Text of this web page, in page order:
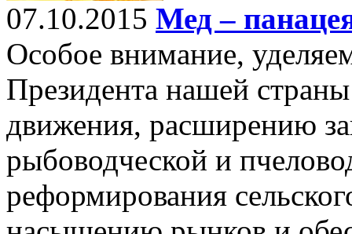
07.10.2015 Мед –
Особое внимание,
Президента нашей
движения, расширению
рыбоводческой и
реформирования